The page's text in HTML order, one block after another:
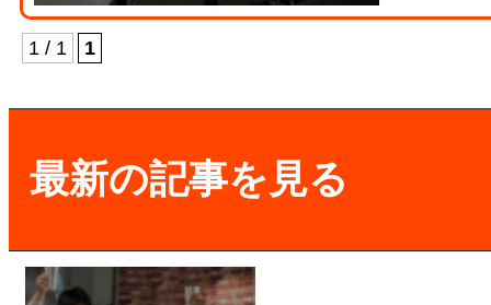
1 / 1 1
最新の記事を見る